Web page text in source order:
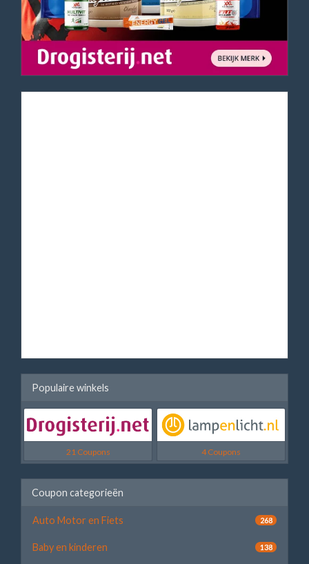
Populaire winkels
21 Coupons 4 Coupons
Coupon categorieën
Auto Motor en Fiets 268
Baby en kinderen 138